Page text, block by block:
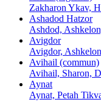
Zakharon Ykav,
Ashadod Hatzor
Ashdod,
Avigdor
Avigdor,
Avihail (commun)
Avihail, Sharon,
Aynat
Aynat, Petah